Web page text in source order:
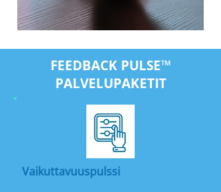
FEEDBACK PULSE™
PALVELUPAKETIT
Vaikuttavuuspulssi